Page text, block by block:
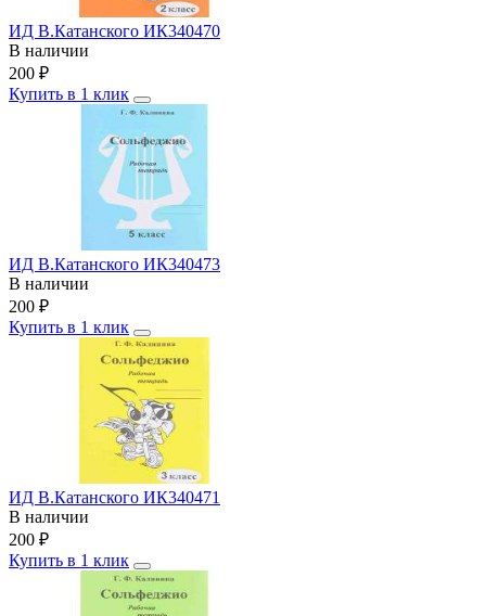
ИД В.Катанского ИК340470
В наличии
200 ₽
Купить в 1 клик
ИД В.Катанского ИК340473
В наличии
200 ₽
Купить в 1 клик
ИД В.Катанского ИК340471
В наличии
200 ₽
Купить в 1 клик